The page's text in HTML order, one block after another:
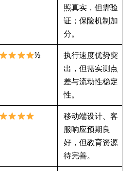
照真实，但需验
证；保险机制加
分。
½
执行速度优势突
出，但需实测点
差与流动性稳定
性。
移动端设计、客
服响应预期良
好，但教育资源
待完善。